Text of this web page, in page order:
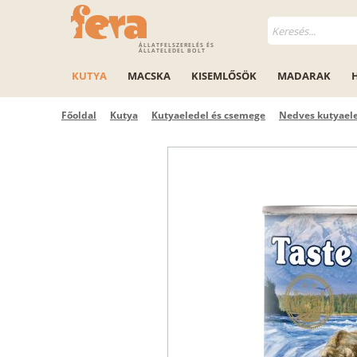
ÁLLATFELSZERELÉS ÉS
ÁLLATELEDEL BOLT
KUTYA MACSKA KISEMLŐSÖK MADARAK
Főoldal Kutya Kutyaeledel és csemege Nedves